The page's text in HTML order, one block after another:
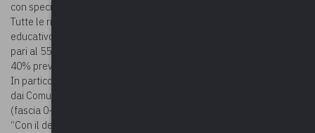
con specifiche azioni di supporto.
Tutte le risorse del Pnrr Istruzione previste per il segmento
educativo da 0 a 6 anni saranno utilizzate garantendo la quota
pari al 55,29% dei fondi a favore del Mezzogiorno, superiore al
40% previsto dai bandi del Pnrr nazionale.
In particolare, vengono coperte tutte le candidature presentate
dai Comuni delle Regioni del Mezzogiorno, sia per gli asili nido
(fascia 0-2 anni) sia per i poli dell’infanzia (fascia 0-6 anni).
“Con il decreto che abbiamo predisposto all’esito dei bandi le